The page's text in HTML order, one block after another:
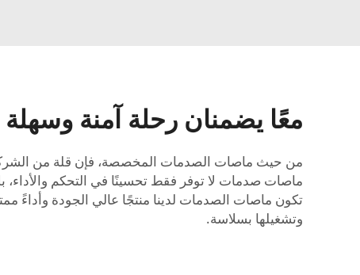
معًا يضمنان رحلة آمنة
من حيث ماصات الصدمات المخصصة، فإن قلة من
ماصات صدمات لا توفر فقط تحسينًا في التحكم والأداء،
تكون ماصات الصدمات لدينا منتجًا عالي الجودة وأداءً
وتشغيلها بسلاسة.